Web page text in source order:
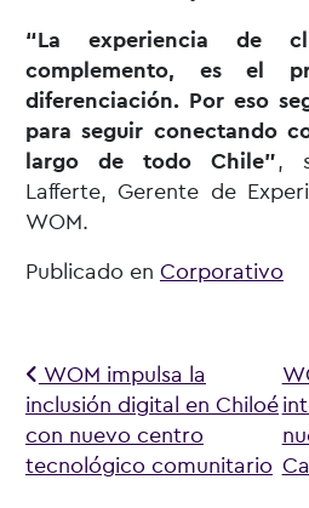
“La experiencia de
complemento, es el
diferenciación. Por eso
para seguir conectando
largo de todo Chile”,
Lafferte, Gerente de
WOM.
Publicado en Corporativo
Navegación de
WOM impulsa la
inclusión digital en Chiloé
con nuevo centro
tecnológico comunitario